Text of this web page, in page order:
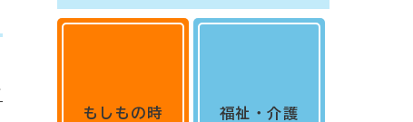
もしもの時 福祉・介護